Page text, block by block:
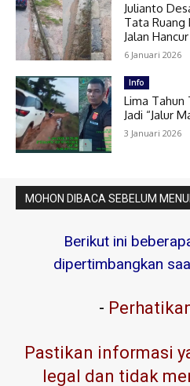
Julianto
Tata Ruang
Jalan
6 Januari 2026
Info
Lima Tahun
Jadi “Jalur
3 Januari 2026
MOHON DIBACA SEBELUM
Berikut ini
dipertimbangkan
-
Pastikan informasi
legal dan tidak